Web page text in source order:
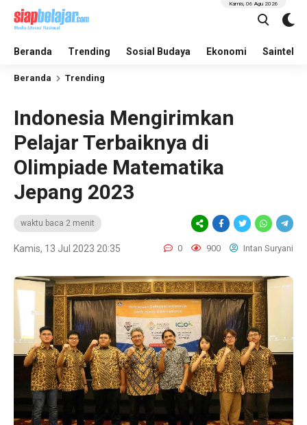
Beranda Trending Sosial Budaya Ekonomi Saintek
Kamis, 06 Agu 2026
Beranda Trending
Indonesia Mengirimkan
Pelajar Terbaiknya di
Olimpiade Matematika
Jepang 2023
waktu baca 2 menit
Kamis, 13 Jul 2023 20:35 0 900 Intan Suryani